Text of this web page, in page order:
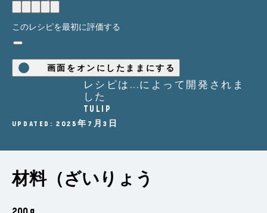
このレシピを最初に評価する
画面をオンにしたままにする
レシピは...によって開発されま
した
TULIP
UPDATED: 2025年7月3日
材料（ざいりょう